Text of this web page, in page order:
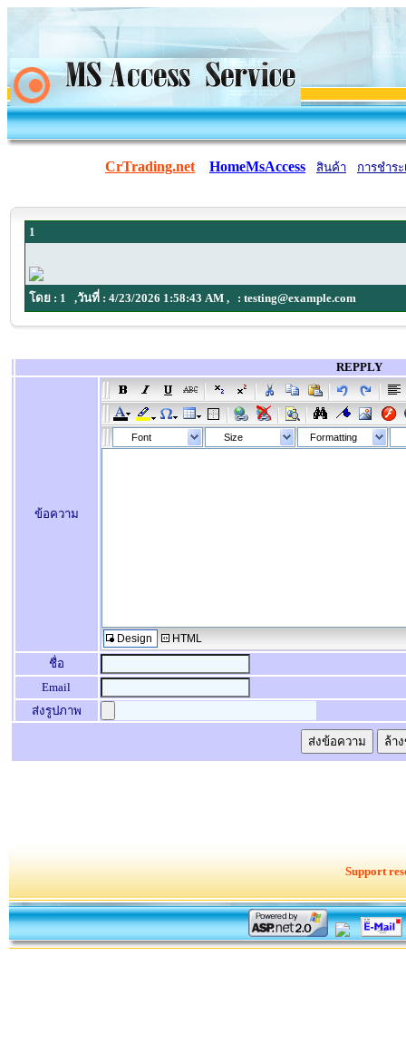
CrTrading.net HomeMsAccess สินค้า การชำระ
1
โดย : 1 ,วันที่ : 4/23/2026 1:58:43 AM , : testing@example.com
REPPLY
ข้อความ
Font Size Formatting
Design HTML
ชื่อ
Email
ส่งรูปภาพ
Support